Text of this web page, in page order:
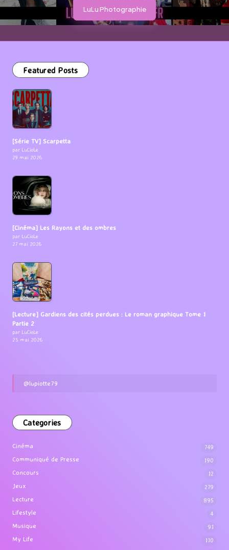
LuLu Photographie
Featured Posts
[Série TV] Scarpetta
par LuCioLe
29 mai 2026
[Cinéma] Les Rayons et des ombres
par LuCioLe
27 mai 2026
[Lecture] Gardiens des cités perdues : Le roman graphique Tome 1
Partie 2
par LuCioLe
25 mai 2026
@lupiotte79
Categories
Cinéma 749
Communiqué de Presse 190
Concours 12
Jeux 279
Lecture 895
Lifestyle 4
Musique 91
My Life 110